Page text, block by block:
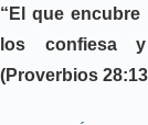
“El que
los confiesa y
(Proverbios